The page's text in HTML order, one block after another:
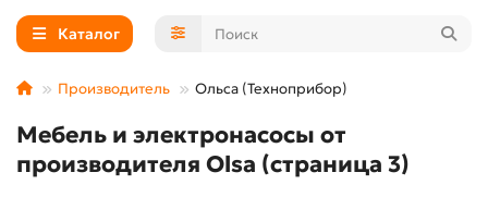
Каталог
Производитель Ольса (Техноприбор)
Мебель и электронасосы от
производителя Olsa (страница 3)